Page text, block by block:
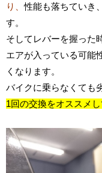
り、性能も落ちていき
す。
そしてレバーを握った
エアが入っている可能
くなります。
バイクに乗らなくても
1回の交換をオススメし